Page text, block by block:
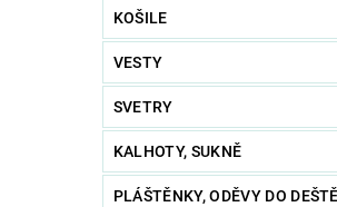
AKCE MĚSÍCE
KOŠILE
VESTY
SVETRY
KALHOTY, SUKNĚ
PLÁŠTĚNKY, ODĚVY DO DEŠTĚ